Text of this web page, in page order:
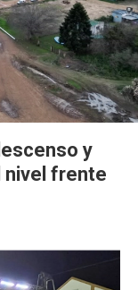
y
nivel frente